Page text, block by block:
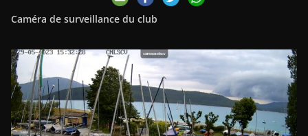
Caméra de surveillance du club